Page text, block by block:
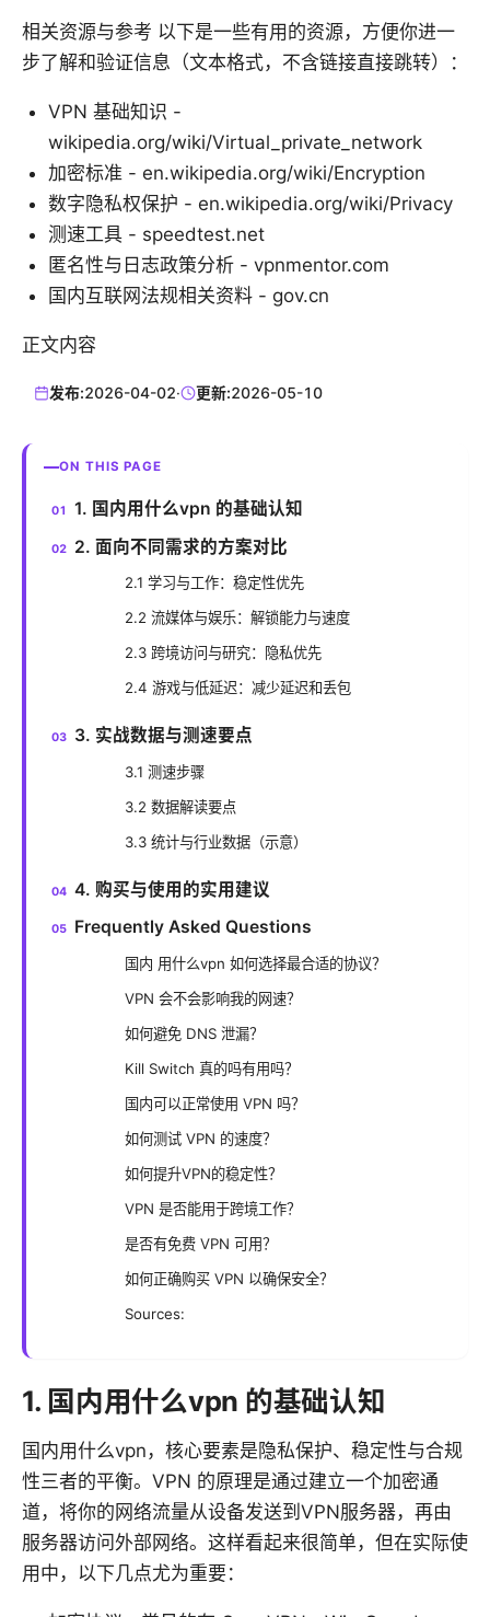
相关资源与参考 以下是一些有用的资源，方便你进一
步了解和验证信息（文本格式，不含链接直接跳转）：
VPN 基础知识 -
wikipedia.org/wiki/Virtual_private_network
加密标准 - en.wikipedia.org/wiki/Encryption
数字隐私权保护 - en.wikipedia.org/wiki/Privacy
测速工具 - speedtest.net
匿名性与日志政策分析 - vpnmentor.com
国内互联网法规相关资料 - gov.cn
正文内容
发布:2026-04-02· 更新:2026-05-10
ON THIS PAGE
1. 国内用什么vpn 的基础认知
2. 面向不同需求的方案对比
2.1 学习与工作：稳定性优先
2.2 流媒体与娱乐：解锁能力与速度
2.3 跨境访问与研究：隐私优先
2.4 游戏与低延迟：减少延迟和丢包
3. 实战数据与测速要点
3.1 测速步骤
3.2 数据解读要点
3.3 统计与行业数据（示意）
4. 购买与使用的实用建议
Frequently Asked Questions
国内 用什么vpn 如何选择最合适的协议？
VPN 会不会影响我的网速？
如何避免 DNS 泄漏？
Kill Switch 真的吗有用吗？
国内可以正常使用 VPN 吗？
如何测试 VPN 的速度？
如何提升VPN的稳定性？
VPN 是否能用于跨境工作？
是否有免费 VPN 可用？
如何正确购买 VPN 以确保安全？
Sources:
1. 国内用什么vpn 的基础认知
国内用什么vpn，核心要素是隐私保护、稳定性与合规
性三者的平衡。VPN 的原理是通过建立一个加密通
道，将你的网络流量从设备发送到VPN服务器，再由
服务器访问外部网络。这样看起来很简单，但在实际使
用中，以下几点尤为重要：